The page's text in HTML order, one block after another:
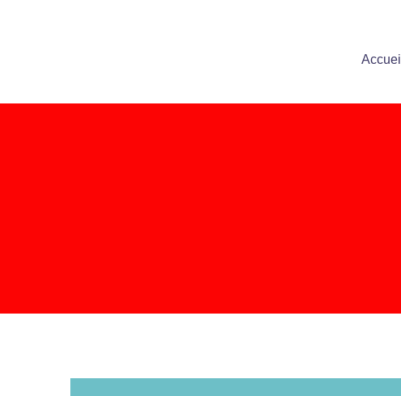
Accueil